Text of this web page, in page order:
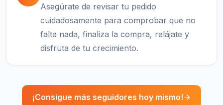
Asegúrate de revisar tu pedido
cuidadosamente para comprobar que no
falte nada, finaliza la compra, relájate y
disfruta de tu crecimiento.
¡Consigue más seguidores hoy mismo!